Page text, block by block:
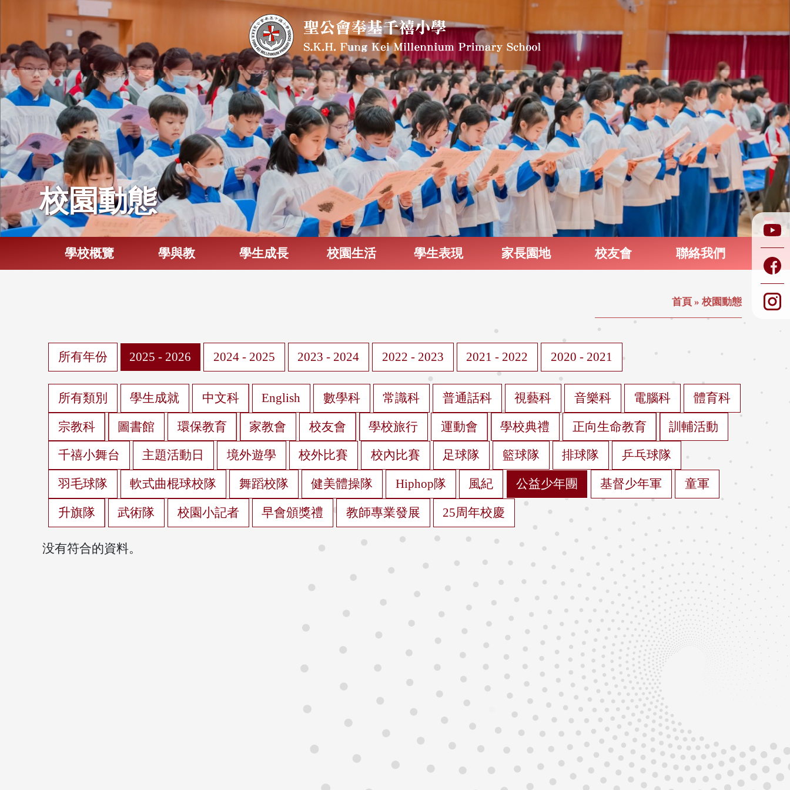
校園動態
學校概覽 學與教 學生成長 校園生活 學生表現 家長園地 校友會 聯絡我們
首頁 » 校園動態
所有年份 2025 - 2026 2024 - 2025 2023 - 2024 2022 - 2023 2021 - 2022 2020 - 2021
所有類別 學生成就 中文科 English 數學科 常識科 普通話科 視藝科 音樂科 電腦科 體育科
宗教科 圖書館 環保教育 家教會 校友會 學校旅行 運動會 學校典禮 正向生命教育 訓輔活動
千禧小舞台 主題活動日 境外遊學 校外比賽 校內比賽 足球隊 籃球隊 排球隊 乒乓球隊
羽毛球隊 軟式曲棍球校隊 舞蹈校隊 健美體操隊 Hiphop隊 風紀 公益少年團 基督少年軍 童軍
升旗隊 武術隊 校園小記者 早會頒獎禮 教師專業發展 25周年校慶
没有符合的資料。